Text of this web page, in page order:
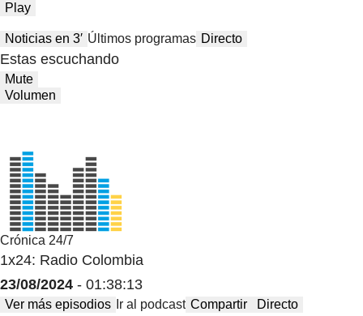
Play
Noticias en 3′ Últimos programas Directo
Estas escuchando
Mute
Volumen
Crónica 24/7
1x24: Radio Colombia
23/08/2024 - 01:38:13
Ver más episodios Ir al podcast Compartir Directo